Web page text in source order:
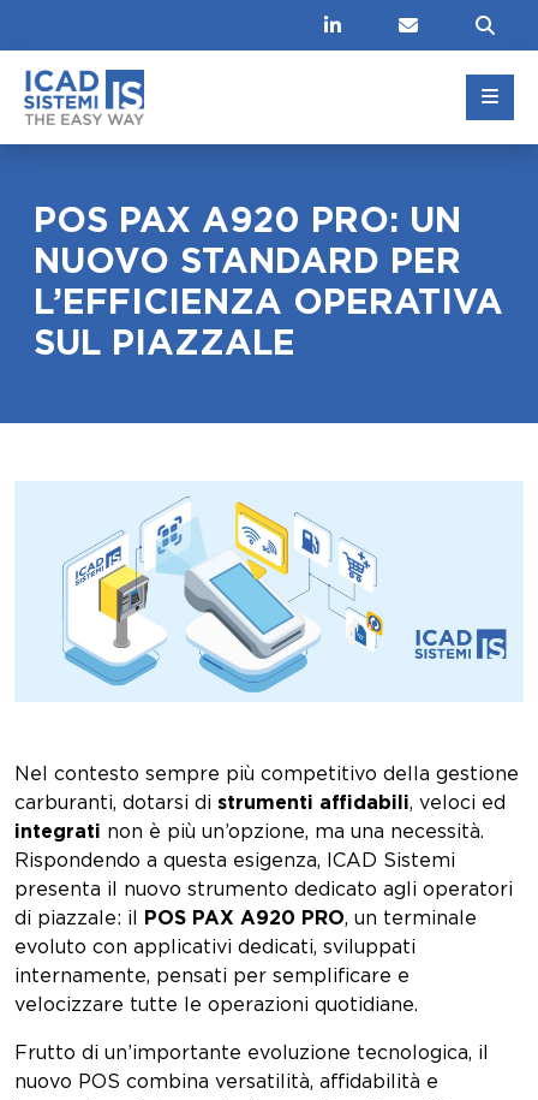
Linkedin Contatti
POS PAX A920 PRO: UN
NUOVO STANDARD PER
L’EFFICIENZA OPERATIVA
SUL PIAZZALE
Nel contesto sempre più competitivo della gestione
carburanti, dotarsi di strumenti affidabili, veloci ed
integrati non è più un’opzione, ma una necessità.
Rispondendo a questa esigenza, ICAD Sistemi
presenta il nuovo strumento dedicato agli operatori
di piazzale: il
POS PAX A920 PRO, un terminale
evoluto con applicativi dedicati, sviluppati
internamente, pensati per semplificare e
velocizzare tutte le operazioni quotidiane.
Frutto di un’importante evoluzione tecnologica, il
nuovo POS combina versatilità, affidabilità e